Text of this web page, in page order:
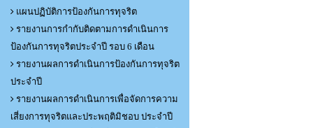
แผนปฏิบัติการป้องกันการทุจริต
รายงานการกำกับติดตามการดำเนินการ
ป้องกันการทุจริตประจำปี รอบ 6 เดือน
รายงานผลการดำเนินการป้องกันการทุจริต
ประจำปี
รายงานผลการดำเนินการเพื่อจัดการความ
เสี่ยงการทุจริตและประพฤติมิชอบ ประจำปี